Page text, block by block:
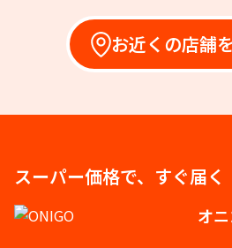
お近くの店舗
スーパー価格で、すぐ届く
オ